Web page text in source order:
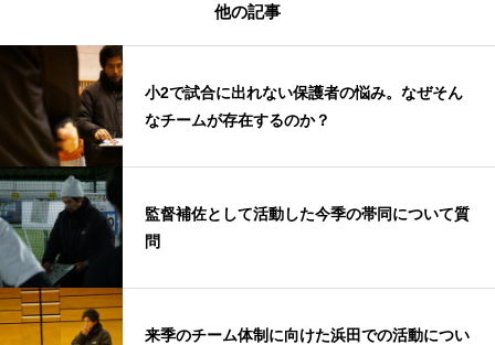
他の記事
小2で試合に出れない保護者の悩み。なぜそん
なチームが存在するのか？
監督補佐として活動した今季の帯同について質
問
来季のチーム体制に向けた浜田での活動につい